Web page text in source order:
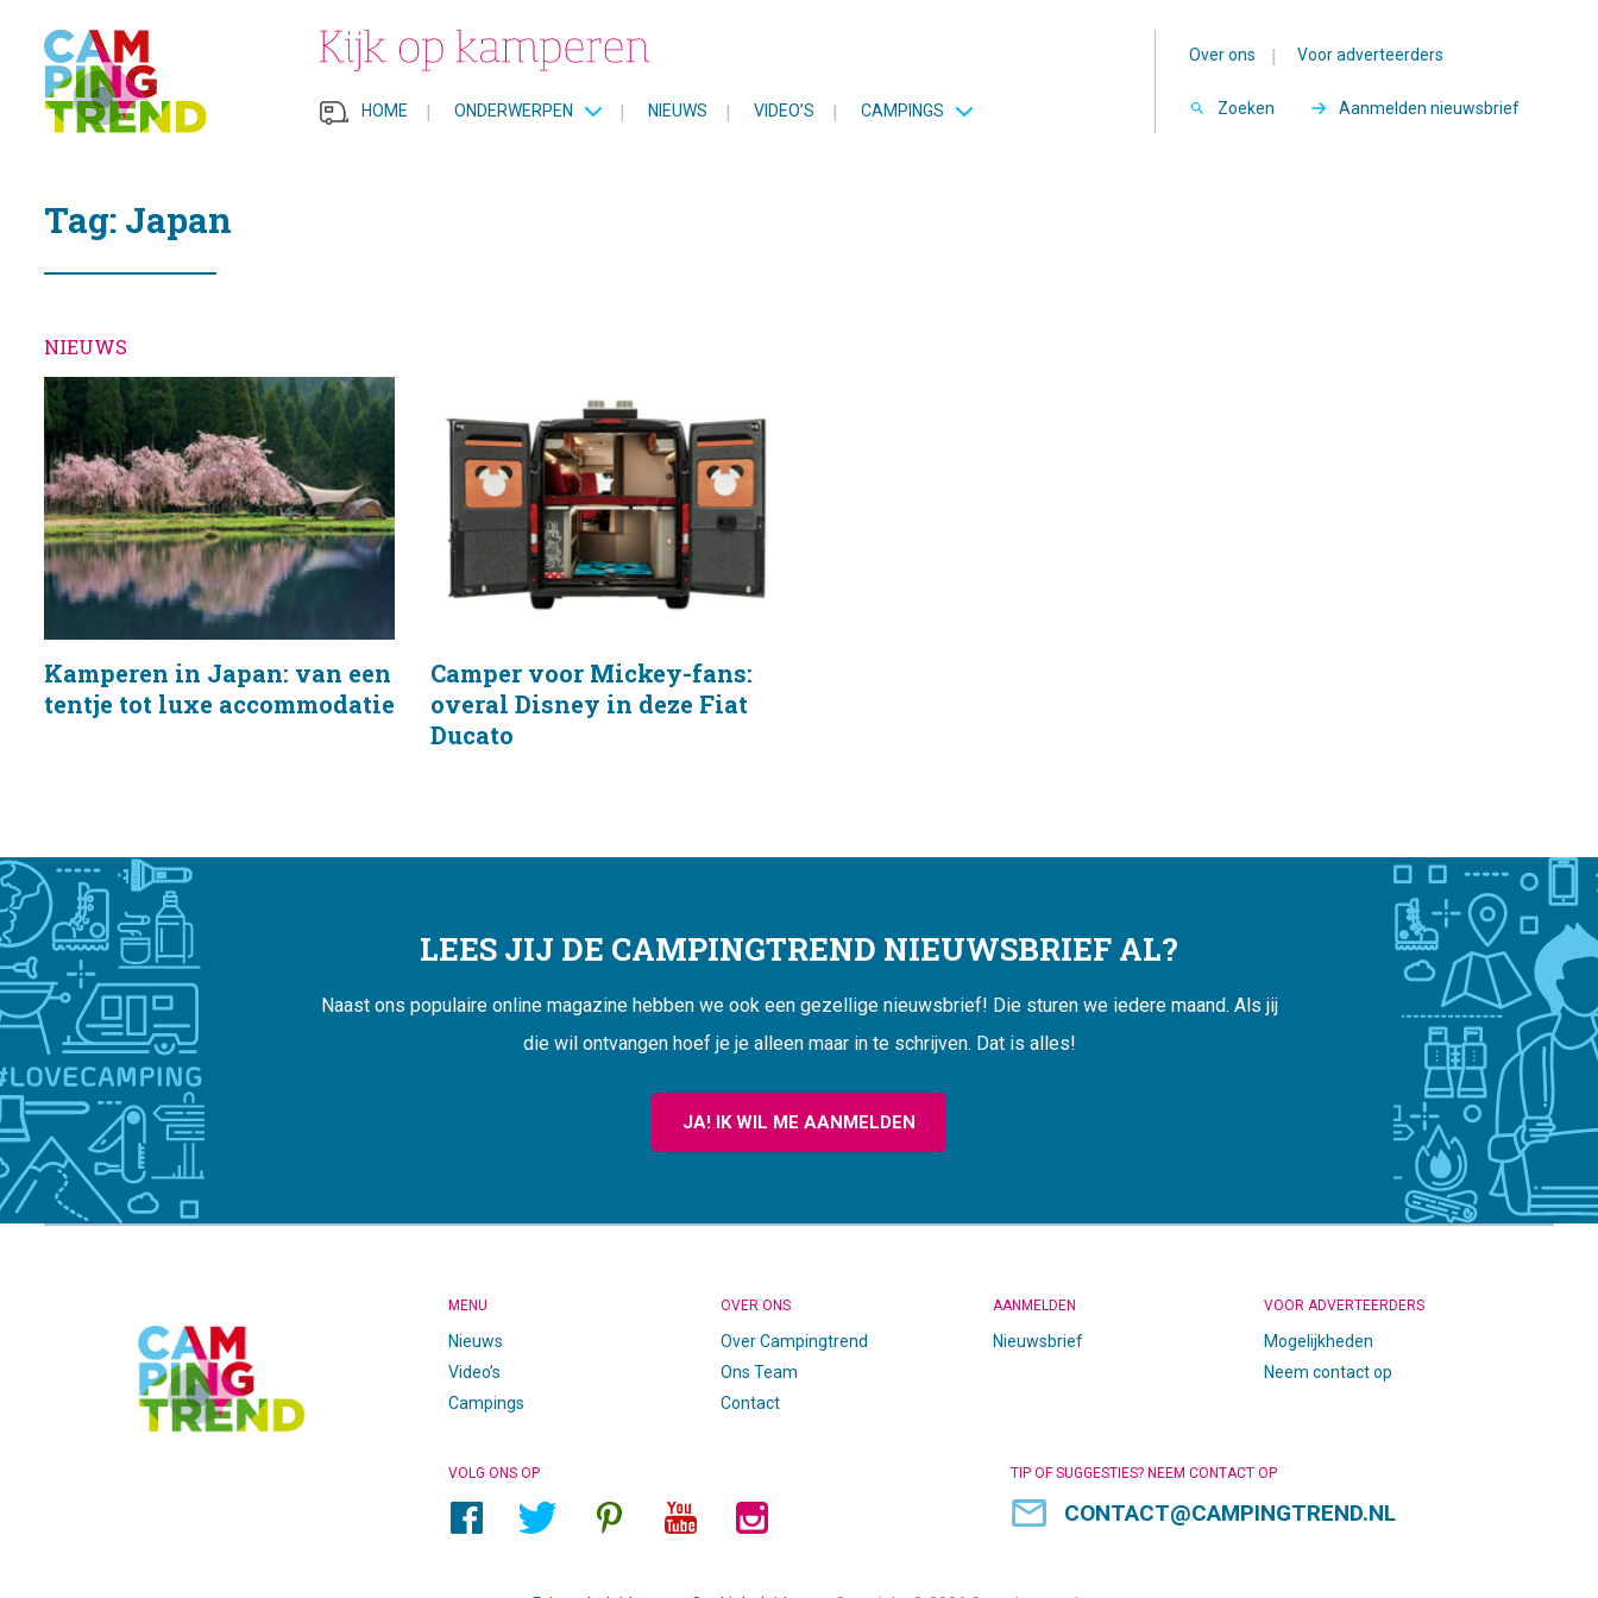
HOME | ONDERWERPEN | NIEUWS | VIDEO’S | CAMPINGS
Over ons | Voor adverteerders
Zoeken Aanmelden nieuwsbrief
Tag: Japan
NIEUWS
Kamperen in Japan: van een
tentje tot luxe accommodatie
Camper voor Mickey-fans:
overal Disney in deze Fiat
Ducato
LEES JIJ DE CAMPINGTREND NIEUWSBRIEF AL?
Naast ons populaire online magazine hebben we ook een gezellige nieuwsbrief! Die sturen we iedere maand. Als jij
die wil ontvangen hoef je je alleen maar in te schrijven. Dat is alles!
JA! IK WIL ME AANMELDEN
MENU
Nieuws
Video’s
Campings
OVER ONS
Over Campingtrend
Ons Team
Contact
AANMELDEN
Nieuwsbrief
VOOR ADVERTEERDERS
Mogelijkheden
Neem contact op
VOLG ONS OP TIP OF SUGGESTIES? NEEM CONTACT OP
CONTACT@CAMPINGTREND.NL